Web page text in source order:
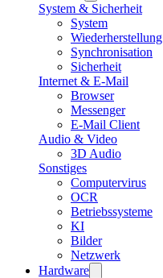
System & Sicherheit
System
Wiederherstellung
Synchronisation
Sicherheit
Internet & E-Mail
Browser
Messenger
E-Mail Client
Audio & Video
3D Audio
Sonstiges
Computervirus
OCR
Betriebssysteme
KI
Bilder
Netzwerk
Hardware